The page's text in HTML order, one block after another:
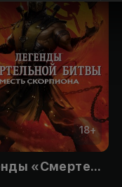
18+
Легенды «Смертельной битвы»: Месть Скорпиона